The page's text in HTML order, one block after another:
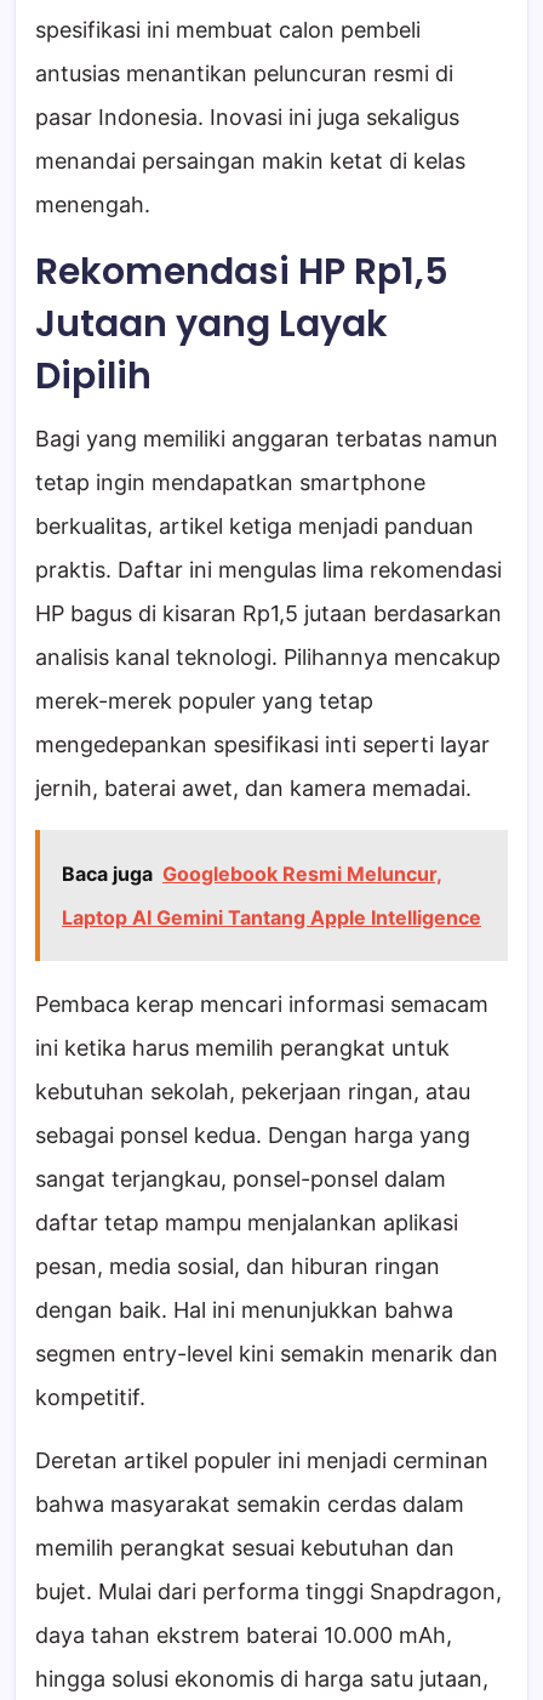
spesifikasi ini membuat calon pembeli
antusias menantikan peluncuran resmi di
pasar Indonesia. Inovasi ini juga sekaligus
menandai persaingan makin ketat di kelas
menengah.
Rekomendasi HP Rp1,5
Jutaan yang Layak
Dipilih
Bagi yang memiliki anggaran terbatas namun
tetap ingin mendapatkan smartphone
berkualitas, artikel ketiga menjadi panduan
praktis. Daftar ini mengulas lima rekomendasi
HP bagus di kisaran Rp1,5 jutaan berdasarkan
analisis kanal teknologi. Pilihannya mencakup
merek-merek populer yang tetap
mengedepankan spesifikasi inti seperti layar
jernih, baterai awet, dan kamera memadai.
Baca juga Googlebook Resmi Meluncur,
Laptop AI Gemini Tantang Apple Intelligence
Pembaca kerap mencari informasi semacam
ini ketika harus memilih perangkat untuk
kebutuhan sekolah, pekerjaan ringan, atau
sebagai ponsel kedua. Dengan harga yang
sangat terjangkau, ponsel-ponsel dalam
daftar tetap mampu menjalankan aplikasi
pesan, media sosial, dan hiburan ringan
dengan baik. Hal ini menunjukkan bahwa
segmen entry-level kini semakin menarik dan
kompetitif.
Deretan artikel populer ini menjadi cerminan
bahwa masyarakat semakin cerdas dalam
memilih perangkat sesuai kebutuhan dan
bujet. Mulai dari performa tinggi Snapdragon,
daya tahan ekstrem baterai 10.000 mAh,
hingga solusi ekonomis di harga satu jutaan,